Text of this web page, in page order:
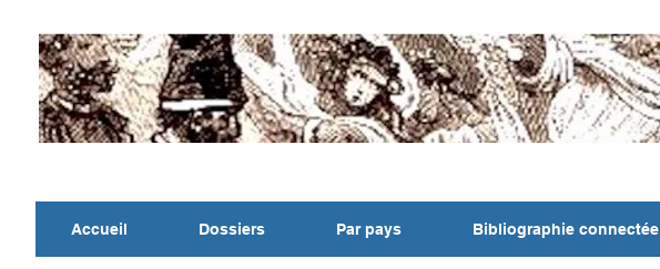
Accueil Dossiers Par pays Bibliographie connectée